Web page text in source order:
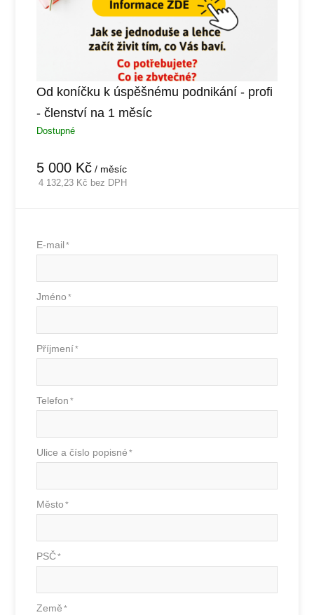
Od koníčku k úspěšnému podnikání - profi
- členství na 1 měsíc
Dostupné
5 000 Kč / měsíc
4 132,23 Kč bez DPH
E-mail *
Jméno *
Příjmení*
Telefon *
Ulice a číslo popisné *
Město *
PSČ*
Země *